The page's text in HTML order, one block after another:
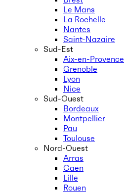
Le Mans
La Rochelle
Nantes
Saint-Nazaire
Sud-Est
Aix-en-Provence
Grenoble
Lyon
Nice
Sud-Ouest
Bordeaux
Montpellier
Pau
Toulouse
Nord-Ouest
Arras
Caen
Lille
Rouen